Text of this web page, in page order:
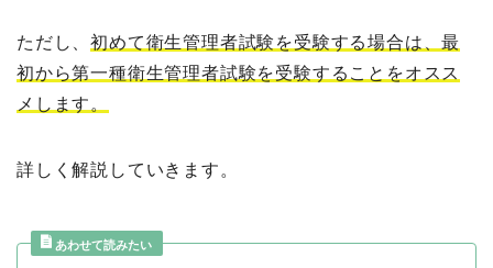
ただし、初めて衛生管理者試験を受験する場合は、最
初から第一種衛生管理者試験を受験することをオスス
メします。
詳しく解説していきます。